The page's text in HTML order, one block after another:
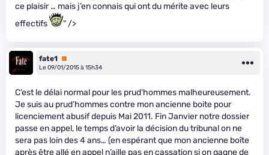
ce plaisir … mais j’en connais qui ont du mérite avec leurs
effectifs
" />
fate1 Premium
Le 09/01/2015 à 15h34
C’est le délai normal pour les prud’hommes malheureusement.
Je suis au prud’hommes contre mon ancienne boite pour
licenciement abusif depuis Mai 2011. Fin Janvier notre dossier
passe en appel, le temps d’avoir la décision du tribunal on ne
sera pas loin des 4 ans… (en espérant que mon ancienne boîte
après être allé en appel n’aille pas en cassation si on gagne de